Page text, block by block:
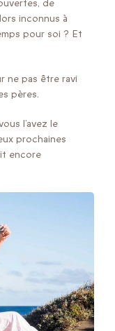
de
inconnus à
pour soi ? Et
ne pas être ravi
pères.
l’avez le
prochaines
encore